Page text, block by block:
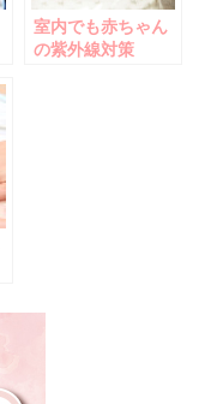
室内でも赤ちゃん
の紫外線対策